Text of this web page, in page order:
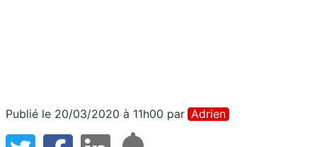
Publié le 20/03/2020 à 11h00 par Adrien